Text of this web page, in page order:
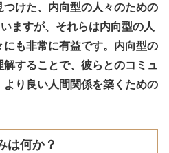
けた、内向型の人々のための
ますが、それらは内向型の人
も非常に有益です。内向型の
解することで、彼らとのコミュ
り良い人間関係を築くための
は何か？